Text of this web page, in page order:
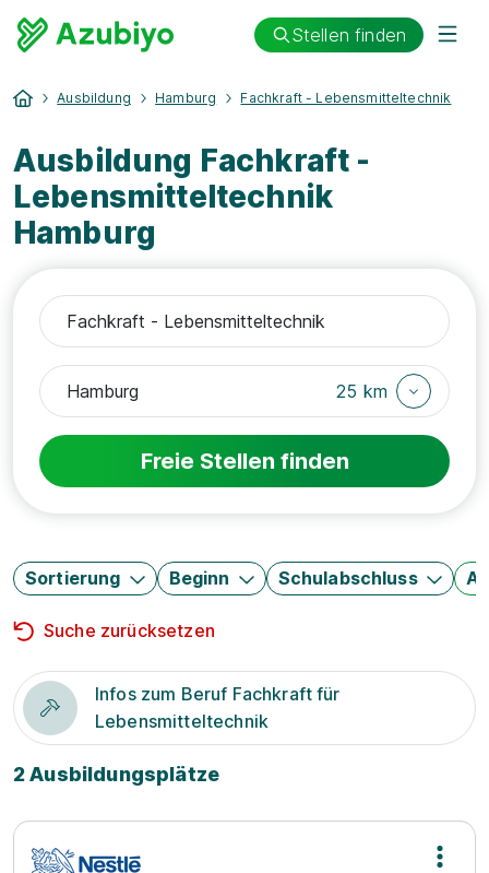
Stellen finden
Ausbildung Hamburg Fachkraft - Lebensmitteltechnik
Ausbildung Fachkraft -
Lebensmitteltechnik
Hamburg
25 km
Freie Stellen finden
Sortierung Beginn Schulabschluss
Suche zurücksetzen
Infos zum Beruf Fachkraft für
Lebensmitteltechnik
2 Ausbildungsplätze